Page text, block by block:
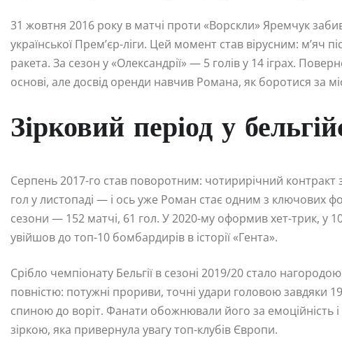
31 жовтня 2016 року в матчі проти «Ворскли» Яремчук
української Прем’єр-ліги. Цей момент став вірусним: м’яч
ракета. За сезон у «Олександрії» — 5 голів у 14 іграх.
основі, але досвід оренди навчив Романа, як боротися за
Зірковий період у
Серпень 2017-го став поворотним: чотирирічний
гол у листопаді — і ось уже Роман стає одним з ключових
сезони — 152 матчі, 61 гол. У 2020-му оформив хет-трик, у
увійшов до топ-10 бомбардирів в історії «Гента».
Срібло чемпіонату Бельгії в сезоні 2019/20 стало
повністю: потужні прориви, точні удари головою завдяки
спиною до воріт. Фанати обожнювали його за емоційність
зіркою, яка привернула увагу топ-клубів Європи.